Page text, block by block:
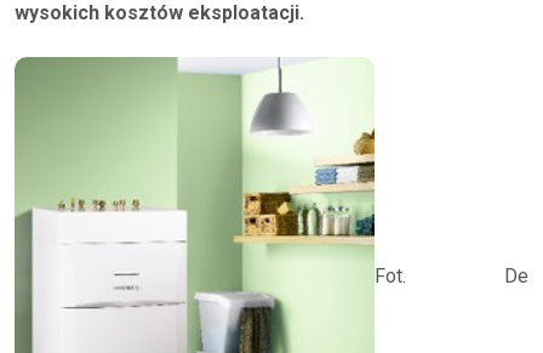
wysokich kosztów eksploatacji.
Fot. De